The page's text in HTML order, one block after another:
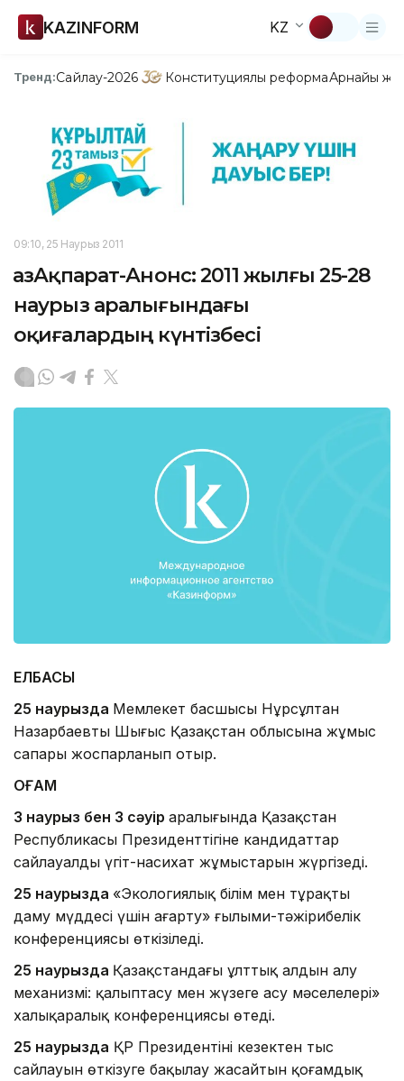
KAZINFORM KZ
Тренд:Сайлау-2026 Конституциялық реформаАрнайы
09:10, 25 Наурыз 2011
ҚазАқпарат-Анонс: 2011 жылғы 25-28
наурыз аралығындағы
оқиғалардың күнтізбесі
ЕЛБАСЫ
25 наурызда Мемлекет басшысы Нұрсұлтан
Назарбаевтың Шығыс Қазақстан облысына жұмыс
сапары жоспарланып отыр.
ҚОҒАМ
3 наурыз бен 3 сәуір аралығында Қазақстан
Республикасы Президенттігіне кандидаттар
сайлауалды үгіт-насихат жұмыстарын жүргізеді.
25 наурызда «Экологиялық білім мен тұрақты
даму мүддесі үшін ағарту» ғылыми-тәжірибелік
конференциясы өткізіледі.
25 наурызда Қазақстандағы ұлттық алдын алу
механизмі: қалыптасу мен жүзеге асу мәселелері»
халықаралық конференциясы өтеді.
25 наурызда ҚР Президентінің кезектен тыс
сайлауын өткізуге бақылау жасайтын қоғамдық